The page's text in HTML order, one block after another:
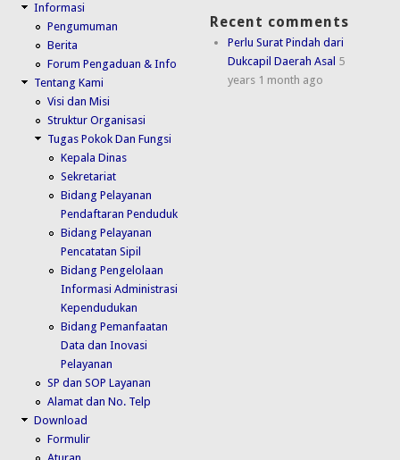
Informasi
Pengumuman
Berita
Forum Pengaduan & Info
Tentang Kami
Visi dan Misi
Struktur Organisasi
Tugas Pokok Dan Fungsi
Kepala Dinas
Sekretariat
Bidang Pelayanan
Pendaftaran Penduduk
Bidang Pelayanan
Pencatatan Sipil
Bidang Pengelolaan
Informasi Administrasi
Kependudukan
Bidang Pemanfaatan
Data dan Inovasi
Pelayanan
SP dan SOP Layanan
Alamat dan No. Telp
Download
Formulir
Recent comments
Perlu Surat Pindah dari
Dukcapil Daerah Asal 5
years 1 month ago